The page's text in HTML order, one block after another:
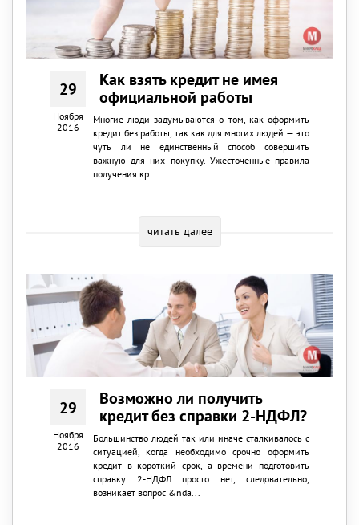
29
Ноября
2016
Как взять кредит не имея
официальной работы
Многие люди задумываются о том, как оформить
кредит без работы, так как для многих людей — это
чуть ли не единственный способ совершить
важную для них покупку. Ужесточенные правила
получения кр...
читать далее
29
Ноября
2016
Возможно ли получить
кредит без справки 2-НДФЛ?
Большинство людей так или иначе сталкивалось с
ситуацией, когда необходимо срочно оформить
кредит в короткий срок, а времени подготовить
справку 2-НДФЛ просто нет, следовательно,
возникает вопрос &nda...